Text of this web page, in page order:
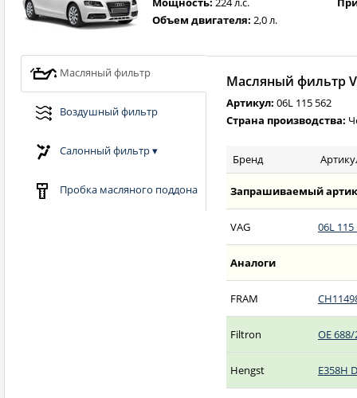
Объем двигателя: 2,0 л.
Масляный фильтр
Воздушный фильтр
Салонный фильтр▾
Пробка масляного поддона
Масляный фильтр
Артикул: 06L 115 562
Страна производства:
Бренд
Запрашиваемый
VAG 06L 115
Аналоги
FRAM
Filtron OE 688/
Hengst E358H